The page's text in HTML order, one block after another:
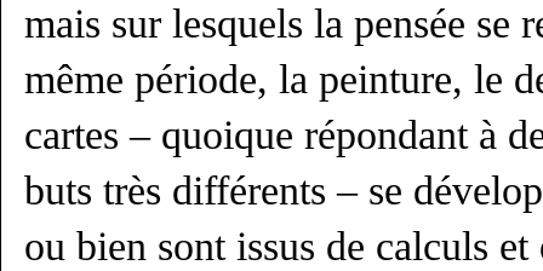
mais sur lesquels la pensée se
même période, la peinture, le
cartes – quoique répondant à
buts très différents – se
ou bien sont issus de calculs et